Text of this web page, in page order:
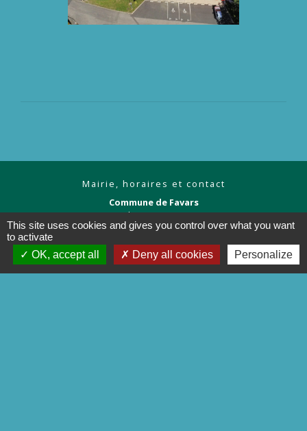
Mairie, horaires et contact
Commune de Favars
1 Place Jean Bertin
19330 Favars - FRANCE
Contact par formulaire
This site uses cookies and gives you control over what you want
to activate
OK, accept all
Deny all cookies Personalize